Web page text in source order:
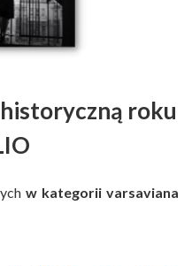
roku
w kategorii varsaviana